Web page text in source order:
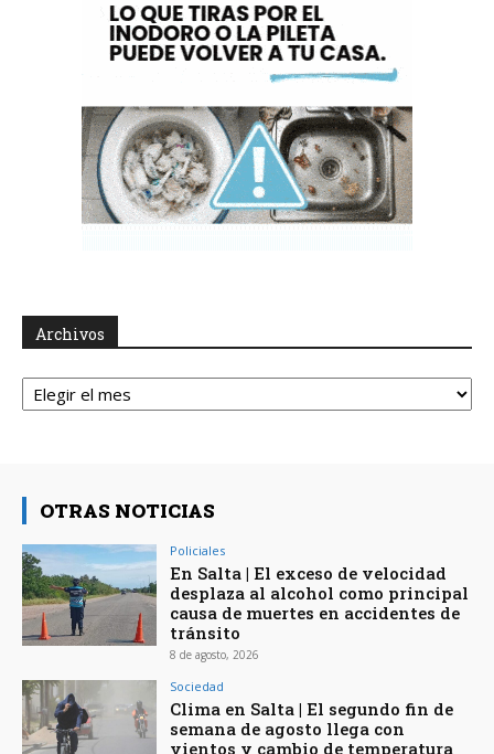
Archivos
Archivos
OTRAS NOTICIAS
Policiales
En Salta | El exceso de velocidad
desplaza al alcohol como principal
causa de muertes en accidentes de
tránsito
8 de agosto, 2026
Sociedad
Clima en Salta | El segundo fin de
semana de agosto llega con
vientos y cambio de temperatura